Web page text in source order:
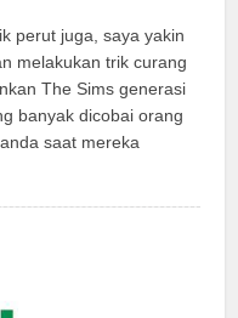
perut juga, saya yakin
melakukan trik curang
The Sims generasi
banyak dicobai orang
saat mereka